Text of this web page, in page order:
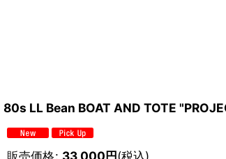
80s LL Bean BOAT AND TOTE